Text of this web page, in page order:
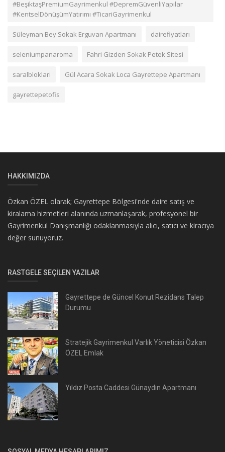
#BeşiktaşPremiumGayrimenkul #DepremGüvenliYapılar
#KentselDönüşümYatırımı #TicariGayrimenkul
Süleyman Bey Sokak Erguvan Apartmanı dairefiyatları
seleniumpanaroma Fahri Gizden Sokak Petek Sitesi
saralbloklari Gül Acara Sokak Loca Gayrettepe Apartmanı
gayrettepetofis
HAKKIMIZDA
Özkan ÖZEL olarak; Gayrettepe Bölgesi'nde daire satış ve
kiralama hizmetleri alanında uzmanlaşarak, profesyonel bir
Gayrimenkul Danışmanlığı odaklanmasıyla alıcı, satıcı ve kiracıya
değer sunuyoruz.
RASTGELE SEÇILEN YAZILAR
Gayrettepe de Güncel Konut Rezidans Talep
Durumu
Stratejik Gayrimenkul Varlık Yöneticisi Özkan
ÖZEL Emlak
Yıldız Posta Caddesi Günaydın Apartmanı